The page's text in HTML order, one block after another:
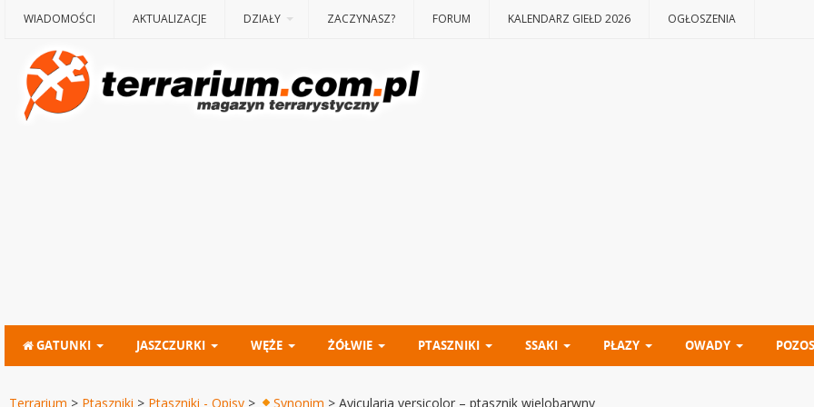
WIADOMOŚCI AKTUALIZACJE DZIAŁY ZACZYNASZ? FORUM KALENDARZ GIEŁD 2026 OGŁOSZENIA
GATUNKI JASZCZURKI WĘŻE ŻÓŁWIE PTASZNIKI SSAKI PŁAZY OWADY
Terrarium > Ptaszniki > Ptaszniki - Opisy > Synonim > Avicularia versicolor – ptasznik wielobarwny